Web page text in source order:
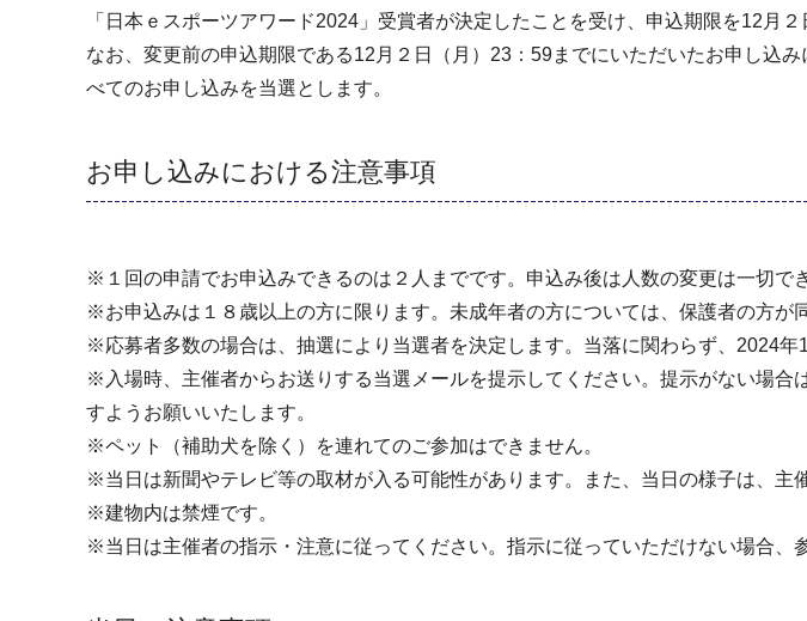
「日本ｅスポーツアワード2024」受賞者が決定したことを受け、申込期限を12月
なお、変更前の申込期限である12月２日（月）23：59までにいただいたお申し込
べてのお申し込みを当選とします。
お申し込みにおける注意事項
※１回の申請でお申込みできるのは２人までです。申込み後は人数の変更は一切で
※お申込みは１８歳以上の方に限ります。未成年者の方については、保護者の方が
※応募者多数の場合は、抽選により当選者を決定します。当落に関わらず、2024
※入場時、主催者からお送りする当選メールを提示してください。提示がない場
すようお願いいたします。
※ペット（補助犬を除く）を連れてのご参加はできません。
※当日は新聞やテレビ等の取材が入る可能性があります。また、当日の様子は、主
※建物内は禁煙です。
※当日は主催者の指示・注意に従ってください。指示に従っていただけない場合、